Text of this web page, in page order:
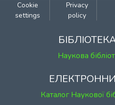
Cookie
settings
Privacy
policy
Наукова
Каталог Наукової